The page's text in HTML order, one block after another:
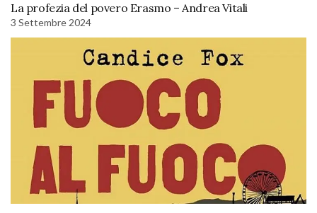
La profezia del povero Erasmo – Andrea Vitali
3 Settembre 2024